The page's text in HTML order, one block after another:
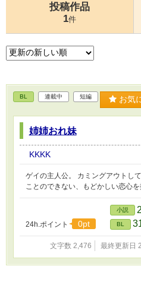
投稿作品
1件
BL 連載中 短編 お気
姉姉おれ妹
KKKK
ゲイの主人公。 カミングアウトし
ことのできない、もどかしい恋心を
24h.ポイント 0pt
小説
BL
文字数 2,476 最終更新日